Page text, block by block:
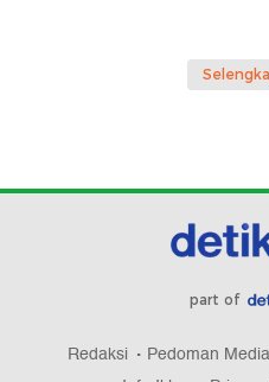
part of
Redaksi Pedoman